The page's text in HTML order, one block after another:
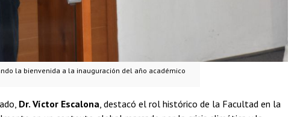
la bienvenida a la inauguración del año académico
Dr. Víctor Escalona, destacó el rol histórico de la Facultad en la